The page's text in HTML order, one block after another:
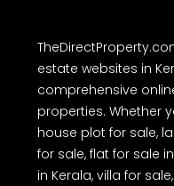
estate websites in
comprehensive
properties. Whether
house plot for sale,
for sale, flat for sale
in Kerala, villa for